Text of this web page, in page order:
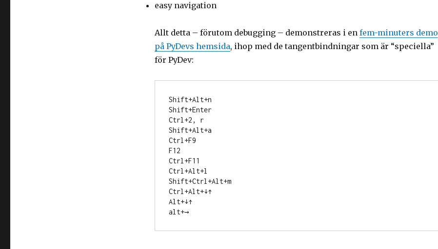
easy navigation
Allt detta – förutom debugging – demonstreras i en fem-minuters demo
på PyDevs hemsida, ihop med de tangentbindningar som är “speciella”
för PyDev:
Shift+Alt+n
Shift+Enter
Ctrl+2, r
Shift+Alt+a
Ctrl+F9
F12
Ctrl+F11
Ctrl+Alt+l
Shift+Ctrl+Alt+m
Ctrl+Alt+↓↑
Alt+↓↑
alt+→